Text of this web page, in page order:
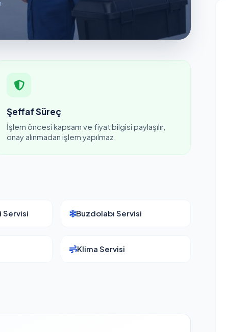
·
Şeffaf Süreç
İşlem öncesi kapsam ve fiyat bilgisi paylaşılır,
onay alınmadan işlem yapılmaz.
Servisi Buzdolabı Servisi
Klima Servisi